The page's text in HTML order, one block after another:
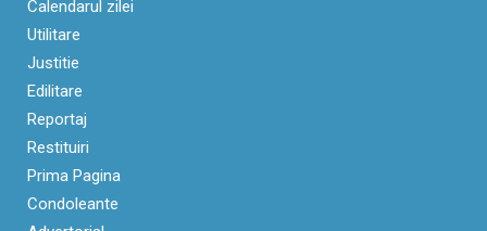
Calendarul zilei
Utilitare
Justitie
Edilitare
Reportaj
Restituiri
Prima Pagina
Condoleante